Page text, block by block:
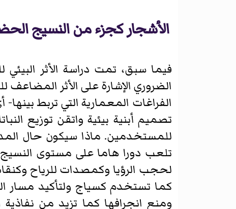
الأشجار كجزء من النسيج
فيما سبق، تمت دراسة الأثر
الضروري الإشارة على الأثر
الفراغات المعمارية التي تربط
تصميم أبنية بيئية واتقن توزيع
للمستخدمين. ماذا سيكون حال
تلعب دورا هاما على مستوى
لحجب الرؤيا وكمصدات للرياح
كما تستخدم كسياج ولتأكيد مسار
ومنع انجرافها كما تزيد من نفاذية